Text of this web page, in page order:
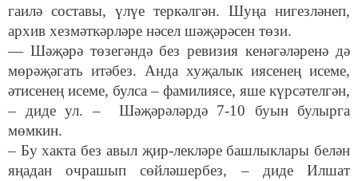
гаилә составы, үлүе теркәлгән. Шуңа нигезләнеп,
архив хезмәткәрләре нәсел шәҗәрәсен төзи.
— Шәҗәрә төзегәндә без ревизия кенәгәләренә дә
мөрәҗәгать итәбез. Анда хуҗалык иясенең исеме,
әтисенең исеме, булса – фамилиясе, яше күрсәтелгән,
– диде ул. – Шәҗәрәләрдә 7-10 буын булырга
мөмкин.
– Бу хакта без авыл җир-лекләре башлыклары белән
яңадан очрашып сөйләшербез, – диде Илшат